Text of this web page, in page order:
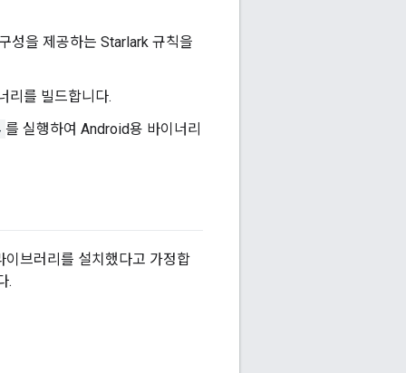
성을 제공하는 Starlark 규칙을
리를 빌드합니다.
를 실행하여 Android용 바이너리
브러리를 설치했다고 가정합
.